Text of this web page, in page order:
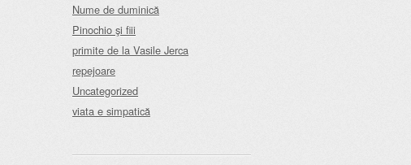
Nume de duminică
Pinochio şi fiii
primite de la Vasile Jerca
repejoare
Uncategorized
viata e simpatică